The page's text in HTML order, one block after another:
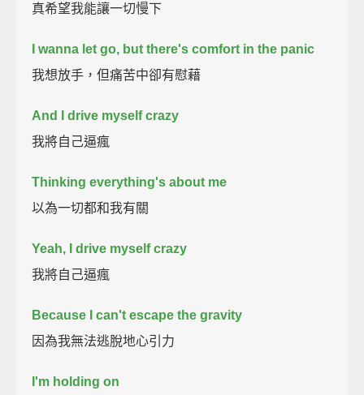
真希望我能讓一切慢下
I wanna let go, but there's comfort in the panic
我想放手，但痛苦中卻有慰藉
And I drive myself crazy
我將自己逼瘋
Thinking everything's about me
以為一切都和我有關
Yeah, I drive myself crazy
我將自己逼瘋
Because I can't escape the gravity
因為我無法逃脫地心引力
I'm holding on